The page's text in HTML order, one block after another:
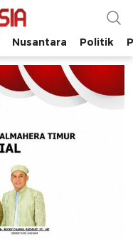
Nusantara Politik